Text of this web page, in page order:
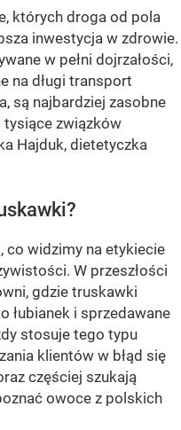
których droga od pola
inwestycja w zdrowie.
w pełni dojrzałości,
na długi transport
są najbardziej zasobne
tysiące związków
Hajduk, dietetyczka
co widzimy na etykiecie
W przeszłości
gdzie truskawki
łubianek i sprzedawane
stosuje tego typu
klientów w błąd się
częściej szukają
owoce z polskich